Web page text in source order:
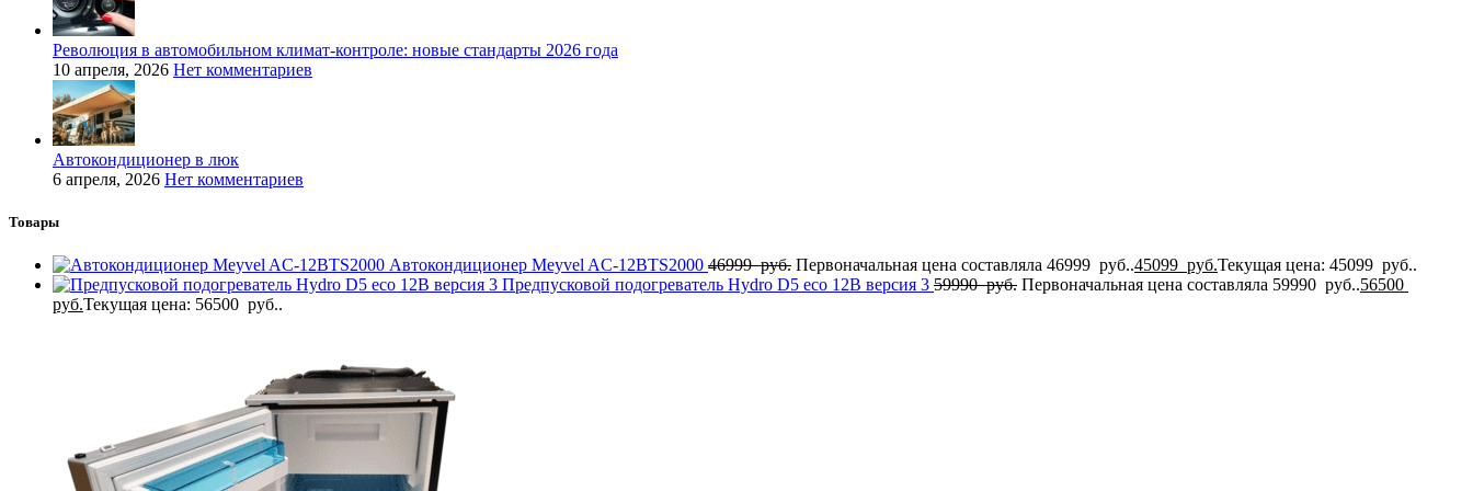
Революция в автомобильном климат-контроле: новые стандарты 2026 года
10 апреля, 2026 Нет комментариев
Автокондиционер в люк
6 апреля, 2026 Нет комментариев
Товары
Автокондиционер Meyvel AC-12BTS2000 46999руб. Первоначальная цена составляла 46999 руб..45099 руб.Текущая цена: 45099 руб..
Предпусковой подогреватель Hydro D5 eco 12В версия 3 59990руб. Первоначальная цена составляла 59990 руб..56500
руб.Текущая цена: 56500 руб..